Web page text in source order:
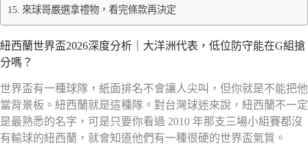
來球哥嚴選拿禮物，看完條款再決定
紐西蘭世界盃2026深度分析｜大洋洲代表，低位防守能在G組搶
分嗎？
世界盃有一種球隊，紙面排名不會讓人尖叫，但你就是不能把他
當背景板。紐西蘭就是這種隊。對台灣球迷來說，紐西蘭不一定
是最熟悉的名字，可是只要你看過 2010 年那支三場小組賽都沒
有輸球的紐西蘭，就會知道他們有一種很硬的世界盃氣質。